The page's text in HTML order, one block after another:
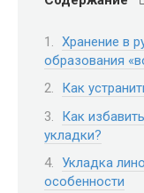
Хранение в
образования
Как
Как
укладки?
Укладка
особенности